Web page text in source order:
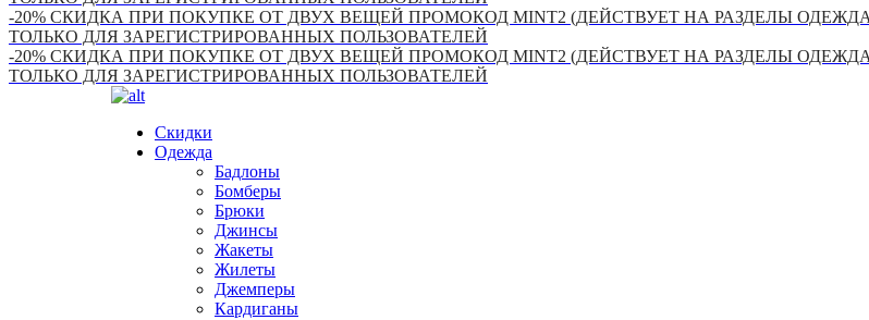
-20% СКИДКА ПРИ ПОКУПКЕ ОТ ДВУХ ВЕЩЕЙ ПРОМОКОД MINT2 (ДЕЙСТВУЕТ НА РАЗДЕЛЫ
ТОЛЬКО ДЛЯ ЗАРЕГИСТРИРОВАННЫХ ПОЛЬЗОВАТЕЛЕЙ
-20% СКИДКА ПРИ ПОКУПКЕ ОТ ДВУХ ВЕЩЕЙ ПРОМОКОД MINT2 (ДЕЙСТВУЕТ НА РАЗДЕЛЫ
ТОЛЬКО ДЛЯ ЗАРЕГИСТРИРОВАННЫХ ПОЛЬЗОВАТЕЛЕЙ
Скидки
Одежда
Бадлоны
Бомберы
Брюки
Джинсы
Жакеты
Жилеты
Джемперы
Кардиганы